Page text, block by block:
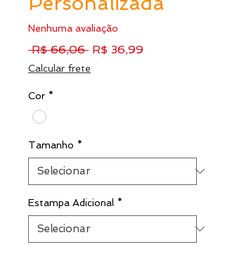
Nenhuma avaliação
R$ 66,06 Preço
R$ 36,99Preço
Calcular frete
Cor *
Tamanho *
Estampa Adicional *